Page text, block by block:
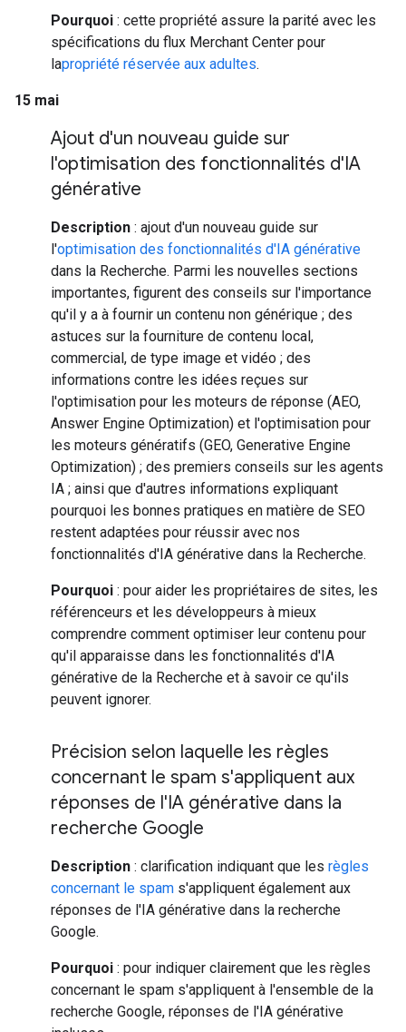
Pourquoi : cette propriété assure la parité avec les
spécifications du flux Merchant Center pour
lapropriété réservée aux adultes.
15 mai
Ajout d'un nouveau guide sur
l'optimisation des fonctionnalités d'IA
générative
Description : ajout d'un nouveau guide sur
l'optimisation des fonctionnalités d'IA générative
dans la Recherche. Parmi les nouvelles sections
importantes, figurent des conseils sur l'importance
qu'il y a à fournir un contenu non générique ; des
astuces sur la fourniture de contenu local,
commercial, de type image et vidéo ; des
informations contre les idées reçues sur
l'optimisation pour les moteurs de réponse (AEO,
Answer Engine Optimization) et l'optimisation pour
les moteurs génératifs (GEO, Generative Engine
Optimization) ; des premiers conseils sur les agents
IA ; ainsi que d'autres informations expliquant
pourquoi les bonnes pratiques en matière de SEO
restent adaptées pour réussir avec nos
fonctionnalités d'IA générative dans la Recherche.
Pourquoi : pour aider les propriétaires de sites, les
référenceurs et les développeurs à mieux
comprendre comment optimiser leur contenu pour
qu'il apparaisse dans les fonctionnalités d'IA
générative de la Recherche et à savoir ce qu'ils
peuvent ignorer.
Précision selon laquelle les règles
concernant le spam s'appliquent aux
réponses de l'IA générative dans la
recherche Google
Description : clarification indiquant que les règles
concernant le spam s'appliquent également aux
réponses de l'IA générative dans la recherche
Google.
Pourquoi : pour indiquer clairement que les règles
concernant le spam s'appliquent à l'ensemble de la
recherche Google, réponses de l'IA générative